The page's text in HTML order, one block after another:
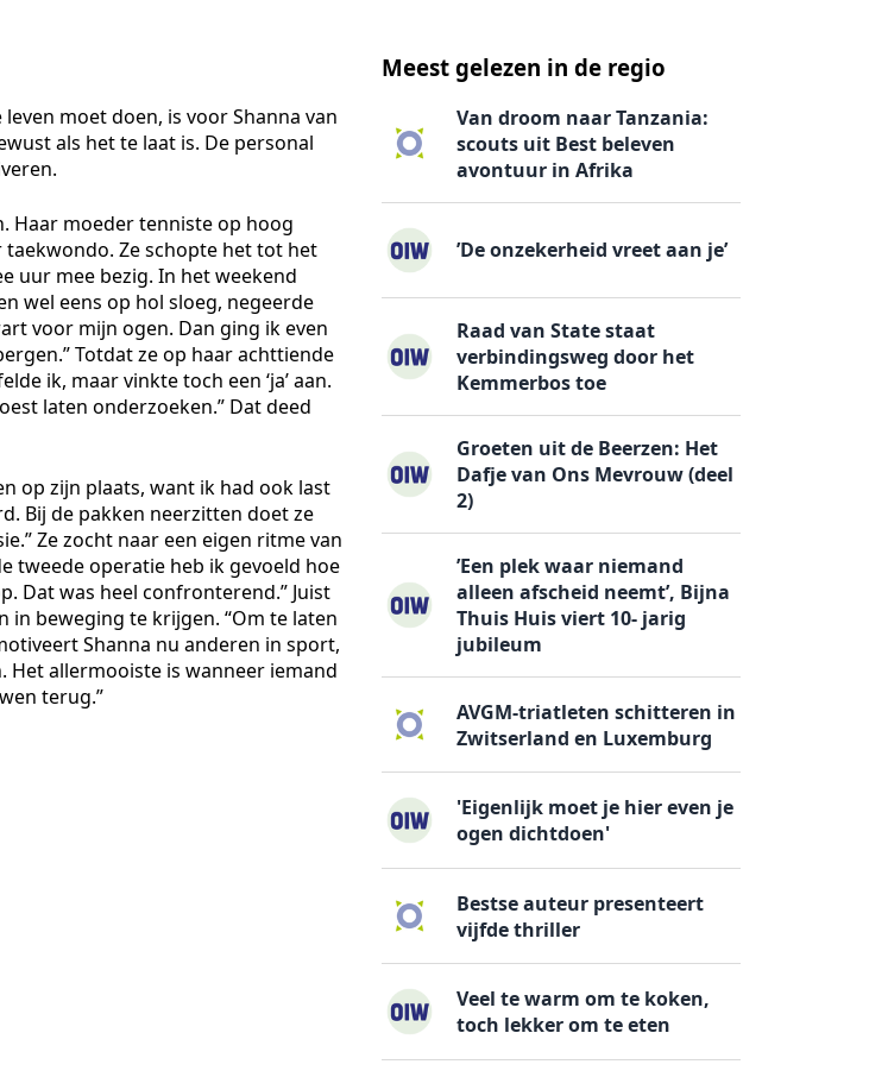
moet doen, is voor Shanna van
als het te laat is. De personal
Haar moeder tenniste op hoog
taekwondo. Ze schopte het tot het
uur mee bezig. In het weekend
wel eens op hol sloeg, negeerde
voor mijn ogen. Dan ging ik even
Totdat ze op haar achttiende
ik, maar vinkte toch een ‘ja’ aan.
laten onderzoeken.” Dat deed
op zijn plaats, want ik had ook last
Bij de pakken neerzitten doet ze
Ze zocht naar een eigen ritme van
tweede operatie heb ik gevoeld hoe
Dat was heel confronterend.” Juist
beweging te krijgen. “Om te laten
Shanna nu anderen in sport,
Het allermooiste is wanneer iemand
terug.”
Meest gelezen in de regio
Van droom naar Tanzania:
scouts uit Best beleven
avontuur in Afrika
’De onzekerheid vreet aan je’
Raad van State staat
verbindingsweg door het
Kemmerbos toe
Groeten uit de Beerzen: Het
Dafje van Ons Mevrouw (deel
2)
’Een plek waar niemand
alleen afscheid neemt’, Bijna
Thuis Huis viert 10- jarig
jubileum
AVGM-triatleten schitteren in
Zwitserland en Luxemburg
'Eigenlijk moet je hier even je
ogen dichtdoen'
Bestse auteur presenteert
vijfde thriller
Veel te warm om te koken,
toch lekker om te eten